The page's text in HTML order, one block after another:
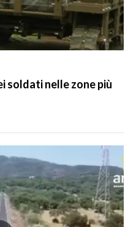
soldati nelle zone più